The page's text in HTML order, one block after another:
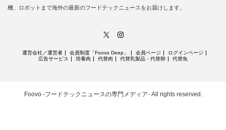
機、ロボットまで海外の最新のフードテックニュースをお届けします。
運営会社／運営者 会員制度「Foovo Deep」 会員ページ
ログインページ
広告サービス
培養肉 代替肉 代替乳製品・代替卵 代替魚
Foovo -フードテックニュースの専門メディア-All rights reserved.